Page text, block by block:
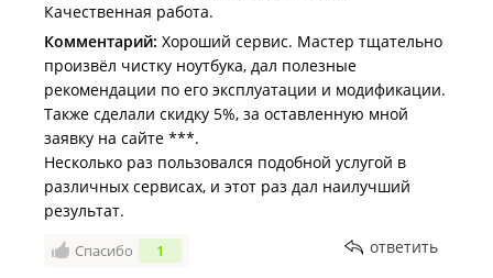
Качественная работа.
Комментарий: Хороший сервис. Мастер тщательно
произвёл чистку ноутбука, дал полезные
рекомендации по его эксплуатации и модификации.
Также сделали скидку 5%, за оставленную мной
заявку на сайте ***.
Несколько раз пользовался подобной услугой в
различных сервисах, и этот раз дал наилучший
результат.
Спасибо 1 ответить